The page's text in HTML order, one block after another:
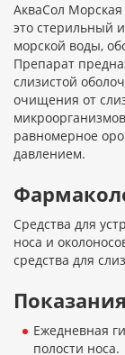
АкваСол
это стерильный
морской воды,
Препарат
слизистой
очищения от
равномерное
давлением.
Средства для
носа и
средства для
Ежедневная
полости носа.